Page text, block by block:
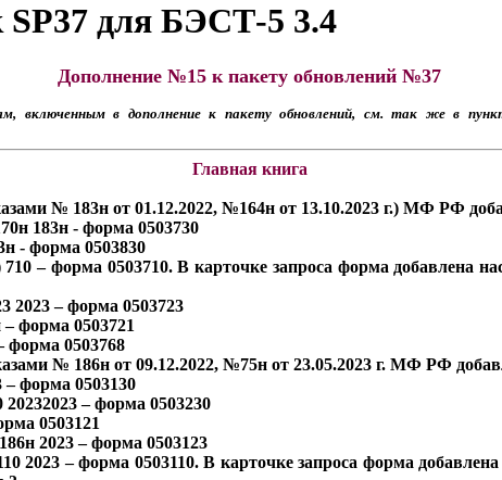
SP37 для БЭСТ-5 3.4
Дополнение №15 к пакету обновлений №37
включенным в дополнение к пакету обновлений, см. так же в
Главная книга
№ 183н от 01.12.2022, №164н от 13.10.2023 г.) МФ РФ
183н - форма 0503730
- форма 0503830
– форма 0503710. В карточке запроса форма добавлена
2023 – форма 0503723
форма 0503721
форма 0503768
№ 186н от 09.12.2022, №75н от 23.05.2023 г. МФ РФ
– форма 0503130
– форма 0503230
0503121
2023 – форма 0503123
2023 – форма 0503110. В карточке запроса форма